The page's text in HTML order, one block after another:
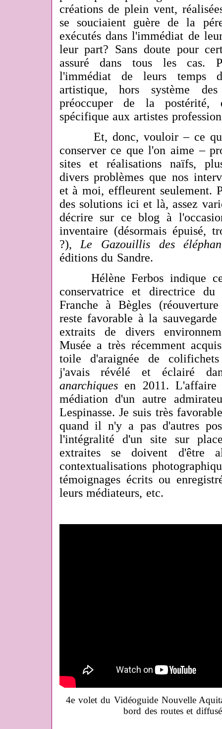
créations de plein vent,
se souciaient guère de la
exécutés dans l'immédiat de
leur part? Sans doute pour
assuré dans tous les cas.
l'immédiat de leurs temps
artistique, hors système
préoccuper de la postérité,
spécifique aux artistes
Et, donc, vouloir – ce qui
conserver ce que l'on aime –
sites et réalisations naïfs,
divers problèmes que nos
et à moi, effleurent seulement.
des solutions ici et là, assez
décrire sur ce blog à
inventaire (désormais épuisé,
?),Le Gazouillis des
éditions du Sandre.
Hélène Ferbos indique
conservatrice et directrice
Franche à Bègles
reste favorable à la
extraits de divers
Musée a très récemment
toile d'araignée de
j'avais révélé et éclairé
anarchiquesen 2011. L'affaire
médiation d'un autre
Lespinasse. Je suis très
quand il n'y a pas d'autres
l'intégralité d'un site sur
extraites se doivent d'être
contextualisations
témoignages écrits ou
leurs médiateurs, etc.
4e volet du Vidéoguide Nouvelle
bord des routes et